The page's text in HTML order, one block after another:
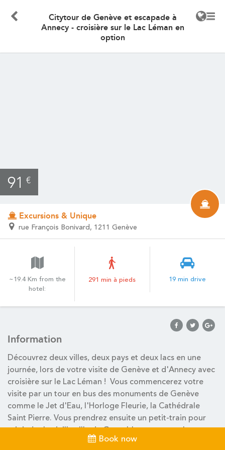
Citytour de Genève et escapade à
Annecy - croisière sur le Lac Léman en
option
91 €
Excursions & Unique
rue François Bonivard, 1211 Genève
~19.4 Km from the
hotel:
291 min à pieds 19 min drive
Information
Découvrez deux villes, deux pays et deux lacs en une
journée, lors de votre visite de Genève et d'Annecy avec
croisière sur le Lac Léman ! Vous commencerez votre
visite par un tour en bus des monuments de Genève
comme le Jet d'Eau, l'Horloge Fleurie, la Cathédrale
Saint Pierre. Vous prendrez ensuite un petit-train pour
rejoindre la vieille ville de Grenoble et contempler
l'Université de Genève, le Par des Bastions ou encore le
Book now